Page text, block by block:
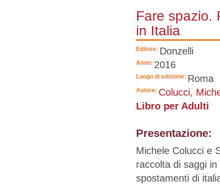
Fare spazio.
in Italia
Editore: Donzelli
Anno: 2016
Luogo di edizione: Roma
Autore: Colucci,
Libro per Adulti
Presentazione:
Michele Colucci e
raccolta di saggi
spostamenti di